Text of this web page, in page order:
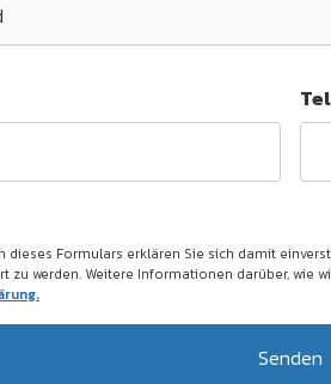
dieses Formulars erklären Sie sich damit
zu werden. Weitere Informationen darüber, wie
Senden